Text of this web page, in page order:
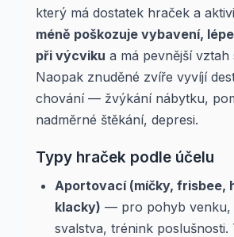
který má dostatek hraček a
méně poškozuje vybavení,
při výcviku a má pevnější vztah
Naopak znuděné zvíře vyvíjí
chování — žvýkání nábytku,
nadměrné štěkání, depresi.
Typy hraček podle účelu
Aportovací (míčky, frisbee,
klacky) — pro pohyb venku,
svalstva, trénink poslušnosti.